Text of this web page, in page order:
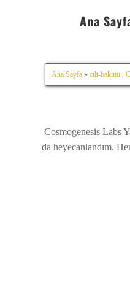
Ana
Ana Sayfa » cilt-bakimi ,
Cosmogenesis Labs
da heyecanlandım.